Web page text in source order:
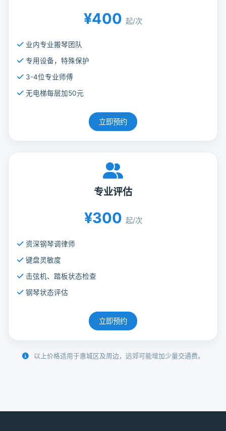
¥400 起/次
业内专业搬琴团队
专用设备，特殊保护
3-4位专业师傅
无电梯每层加50元
立即预约
专业评估
¥300 起/次
资深钢琴调律师
键盘灵敏度
击弦机、踏板状态检查
钢琴状态评估
立即预约
以上价格适用于惠城区及周边，远郊可能增加少量交通费。